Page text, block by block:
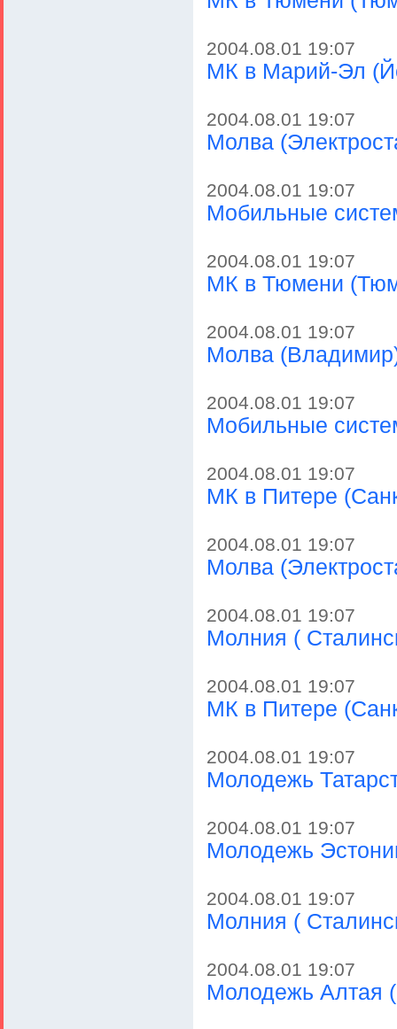
2004.08.01 19:07
МК в Марий-Эл
2004.08.01 19:07
Молва
2004.08.01 19:07
Мобильные
2004.08.01 19:07
МК в Тюмени
2004.08.01 19:07
Молва
2004.08.01 19:07
Мобильные
2004.08.01 19:07
МК в Питере
2004.08.01 19:07
Молва
2004.08.01 19:07
Молния (
2004.08.01 19:07
МК в Питере
2004.08.01 19:07
Молодежь
2004.08.01 19:07
Молодежь
2004.08.01 19:07
Молния (
2004.08.01 19:07
Молодежь Алтая